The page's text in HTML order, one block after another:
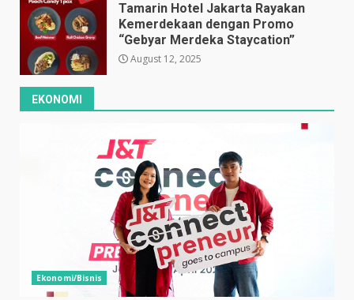
Tamarin Hotel Jakarta Rayakan
Kemerdekaan dengan Promo
“Gebyar Merdeka Staycation”
August 12, 2025
EKONOMI
Ekonomi/Bisnis